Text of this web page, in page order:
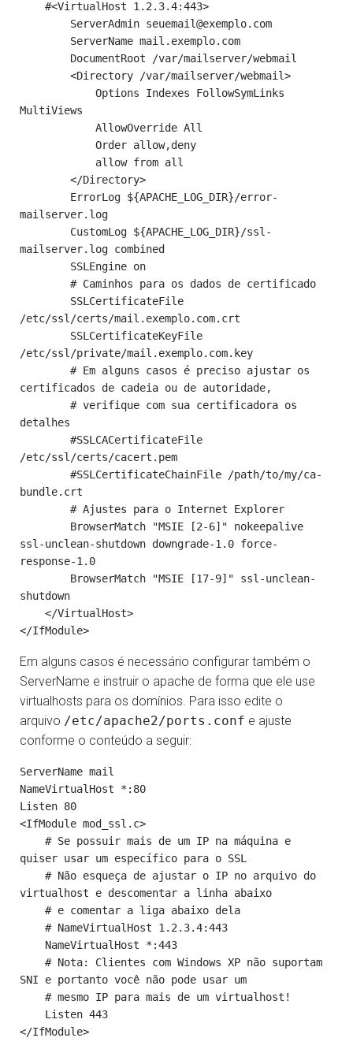
MultiViews
mailserver.log
mailserver.log combined
/etc/ssl/certs/mail.exemplo.com.crt
/etc/ssl/private/mail.exemplo.com.key
certificados de cadeia ou de autoridade,
detalhes
/etc/ssl/certs/cacert.pem
bundle.crt
ssl-unclean-shutdown downgrade-1.0 force-
response-1.0
shutdown
Em alguns casos é necessário configurar também o
ServerName e instruir o apache de forma que ele use
virtualhosts para os domínios. Para isso edite o
arquivo /etc/apache2/ports.conf e ajuste
conforme o conteúdo a seguir:
ServerName mail
NameVirtualHost *:80
Listen 80
<IfModule mod_ssl.c>
quiser usar um específico para o SSL
virtualhost e descomentar a linha abaixo
SNI e portanto você não pode usar um